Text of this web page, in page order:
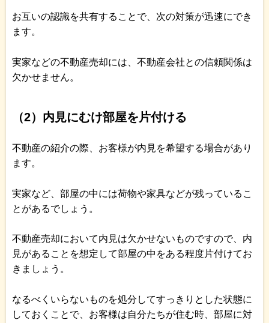
お互いの認識を共有することで、次の対策が迅速にでき
ます。
実家などの不動産売却には、不動産会社との信頼関係は
欠かせません。
（2）内見にむけ部屋を片付ける
不動産の紹介の際、お客様が内見を希望する場合があり
ます。
実家など、部屋の中には荷物や家具などが残っているこ
とがあるでしょう。
不動産売却において内見は欠かせないものですので、内
見があることを想定して部屋の中をある程度片付けてお
きましょう。
なるべくいらないものを処分してすっきりとした状態に
しておくことで、お客様は自分たちが住む時、部屋に対